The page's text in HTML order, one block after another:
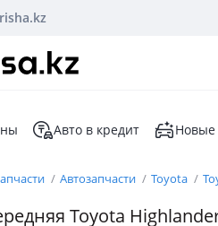
Авто в кредит Новые
Автозапчасти Toyota
Toyota